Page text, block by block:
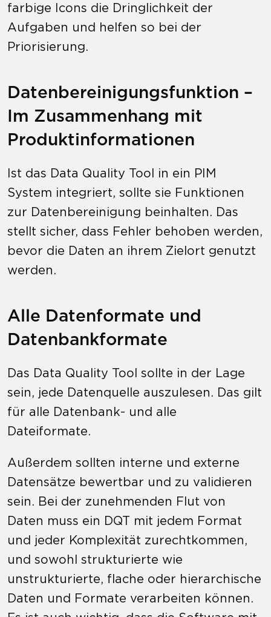
farbige Icons die Dringlichkeit der
Aufgaben und helfen so bei der
Priorisierung.
Datenbereinigungsfunktion –
Im Zusammenhang mit
Produktinformationen
Ist das Data Quality Tool in ein PIM
System integriert, sollte sie Funktionen
zur Datenbereinigung beinhalten. Das
stellt sicher, dass Fehler behoben werden,
bevor die Daten an ihrem Zielort genutzt
werden.
Alle Datenformate und
Datenbankformate
Das Data Quality Tool sollte in der Lage
sein, jede Datenquelle auszulesen. Das gilt
für alle Datenbank- und alle
Dateiformate.
Außerdem sollten interne und externe
Datensätze bewertbar und zu validieren
sein. Bei der zunehmenden Flut von
Daten muss ein DQT mit jedem Format
und jeder Komplexität zurechtkommen,
und sowohl strukturierte wie
unstrukturierte, flache oder hierarchische
Daten und Formate verarbeiten können.